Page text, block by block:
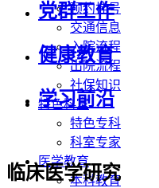
预约挂号
交通信息
入院流程
出院流程
社保知识
特色科室
特色专科
科室专家
医学教育
本科教育
党群工作
健康教育
学习前沿
临床医学研究